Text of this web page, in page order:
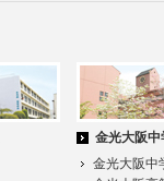
金光大阪
金光大阪中